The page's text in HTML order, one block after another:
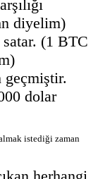
diyelim)
(1 BTC
geçmiştir.
dolar
istediği zaman